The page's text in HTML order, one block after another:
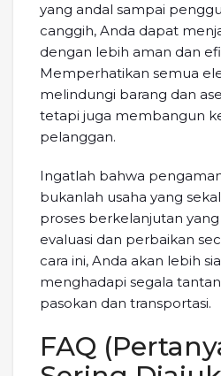
yang andal sampai
canggih, Anda dapat
dengan lebih aman dan
Memperhatikan semua
melindungi barang dan
tetapi juga membangun
pelanggan.
Ingatlah bahwa
bukanlah usaha yang
proses berkelanjutan
evaluasi dan perbaikan
cara ini, Anda akan lebih
menghadapi segala
pasokan dan transportasi.
FAQ